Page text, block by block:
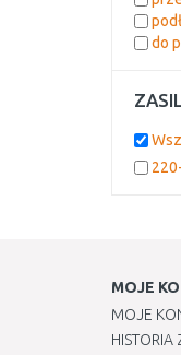
do
MOJE
MOJE